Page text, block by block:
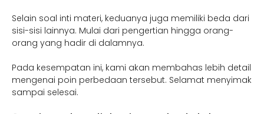
Selain soal inti materi, keduanya juga memiliki beda dari
sisi-sisi lainnya. Mulai dari pengertian hingga orang-
orang yang hadir di dalamnya.
Pada kesempatan ini, kami akan membahas lebih detail
mengenai poin perbedaan tersebut. Selamat menyimak
sampai selesai.